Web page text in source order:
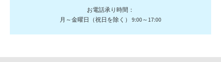
お電話承り時間：
月～金曜日（祝日を除く） 9:00～17:00